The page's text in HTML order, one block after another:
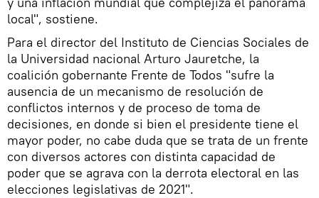
local", sostiene.
Para el director del Instituto de Ciencias Sociales de
la Universidad nacional Arturo Jauretche, la
coalición gobernante Frente de Todos "sufre la
ausencia de un mecanismo de resolución de
conflictos internos y de proceso de toma de
decisiones, en donde si bien el presidente tiene el
mayor poder, no cabe duda que se trata de un frente
con diversos actores con distinta capacidad de
poder que se agrava con la derrota electoral en las
elecciones legislativas de 2021".